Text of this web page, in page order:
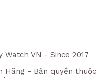
VN - Since 2017
Hãng - Bản quyền thuộc